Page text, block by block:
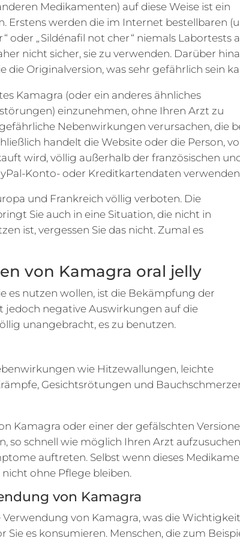
Medikamenten) auf diese Weise ist ein
Erstens werden die im Internet bestellbaren
oder „ Sildénafil not cher “ niemals Labortests
nicht sicher, sie zu verwenden. Darüber
Originalversion, was sehr gefährlich sein
Kamagra (oder ein anderes ähnliches
einzunehmen, ohne Ihren Arzt zu
Nebenwirkungen verursachen, die
handelt die Website oder die Person,
wird, völlig außerhalb der französischen
Konto- oder Kreditkartendaten
und Frankreich völlig verboten. Die
Sie auch in eine Situation, die nicht in
ist, vergessen Sie das nicht. Zumal es
von Kamagra oral jelly
es nutzen wollen, ist die Bekämpfung der
jedoch negative Auswirkungen auf die
unangebracht, es zu benutzen.
wie Hitzewallungen, leichte
Gesichtsrötungen und
Kamagra oder einer der gefälschten
so schnell wie möglich Ihren Arzt
auftreten. Selbst wenn dieses
ohne Pflege bleiben.
von Kamagra
von Kamagra, was die Wichtigkeit
es konsumieren. Menschen, die zum